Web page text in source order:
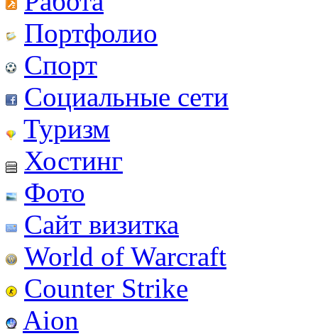
Портфолио
Спорт
Социальные сети
Туризм
Хостинг
Фото
Сайт визитка
World of Warcraft
Counter Strike
Aion